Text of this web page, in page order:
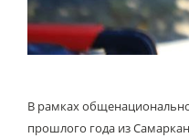
В рамках
прошлого года из